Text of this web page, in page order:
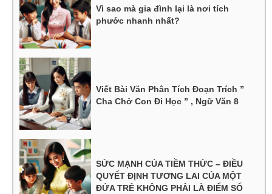
Vì sao mà gia đình lại là nơi tích
phước nhanh nhất?
Viết Bài Văn Phân Tích Đoạn Trích ”
Cha Chở Con Đi Học ” , Ngữ Văn 8
SỨC MẠNH CỦA TIỀM THỨC – ĐIỀU
QUYẾT ĐỊNH TƯƠNG LAI CỦA MỘT
ĐỨA TRẺ KHÔNG PHẢI LÀ ĐIỂM SỐ